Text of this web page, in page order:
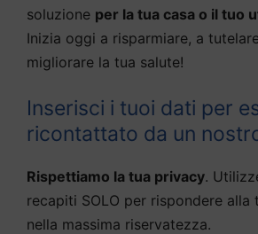
soluzione per la tua casa o il tuo
Inizia oggi a risparmiare, a
migliorare la tua salute!
Inserisci i tuoi dati per
ricontattato da un
Rispettiamo la tua privacy.
recapiti SOLO per rispondere alla
nella massima riservatezza.